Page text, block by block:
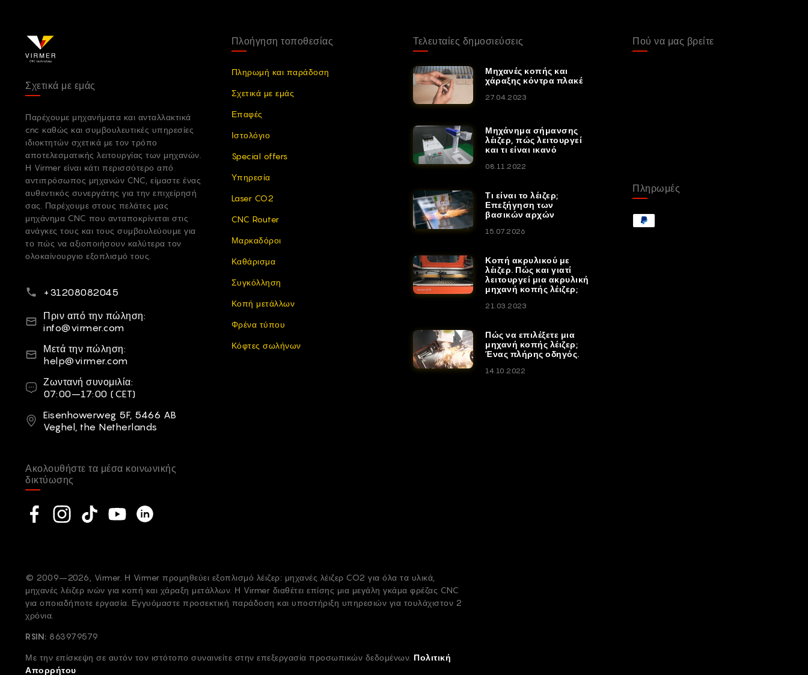
Σχετικά με εμάς
Παρέχουμε μηχανήματα και ανταλλακτικά
cnc καθώς και συμβουλευτικές υπηρεσίες
ιδιοκτητών σχετικά με τον τρόπο
αποτελεσματικής λειτουργίας των μηχανών.
Η Virmer είναι κάτι περισσότερο από
αντιπρόσωπος μηχανών CNC, είμαστε ένας
αυθεντικός συνεργάτης για την επιχείρησή
σας. Παρέχουμε στους πελάτες μας
μηχάνημα CNC που ανταποκρίνεται στις
ανάγκες τους και τους συμβουλεύουμε για
το πώς να αξιοποιήσουν καλύτερα τον
ολοκαίνουργιο εξοπλισμό τους.
Τηλεφωνικό νούμερο
+31208082045
Ηλεκτρονικό ταχυδρομείο
Πριν από την πώληση:
info@virmer.com
Ηλεκτρονικό ταχυδρομείο
Μετά την πώληση:
help@virmer.com
Ζωντανή συνομιλία
Ζωντανή συνομιλία:
07:00–17:00 (CET)
Διεύθυνση
Eisenhowerweg 5F, 5466 AB
Veghel, the Netherlands
Ακολουθήστε τα μέσα κοινωνικής
δικτύωσης
Social network
FacebookInstagramTikTok YouTubeLinkedin
Πλοήγηση τοποθεσίας
Πληρωμή και παράδοση
Σχετικά με εμάς
Επαφές
Ιστολόγιο
Special offers
Υπηρεσία
Laser CO2
CNC Router
Μαρκαδόροι
Καθάρισμα
Συγκόλληση
Κοπή μετάλλων
Φρένα τύπου
Κόφτες σωλήνων
Τελευταίες δημοσιεύσεις
Μηχανές κοπής και
χάραξης κόντρα πλακέ
27.04.2023
Μηχάνημα σήμανσης
λέιζερ, πώς λειτουργεί
και τι είναι ικανό
08.11.2022
Τι είναι το λέιζερ;
Επεξήγηση των
βασικών αρχών
15.07.2026
Κοπή ακρυλικού με
λέιζερ. Πώς και γιατί
λειτουργεί μια ακρυλική
μηχανή κοπής λέιζερ;
21.03.2023
Πώς να επιλέξετε μια
μηχανή κοπής λέιζερ;
Ένας πλήρης οδηγός.
14.10.2022
Πού να μας βρείτε
Πληρωμές
© 2009–2026, Virmer. Η Virmer προμηθεύει εξοπλισμό λέιζερ: μηχανές λέιζερ CO2 για όλα τα υλικά,
μηχανές λέιζερ ινών για κοπή και χάραξη μετάλλων. Η Virmer διαθέτει επίσης μια μεγάλη γκάμα φρέζας CNC
για οποιαδήποτε εργασία. Εγγυόμαστε προσεκτική παράδοση και υποστήριξη υπηρεσιών για τουλάχιστον 2
χρόνια.
RSIN: 863979579
Με την επίσκεψη σε αυτόν τον ιστότοπο συναινείτε στην επεξεργασία προσωπικών δεδομένων. Πολιτική
Απορρήτου